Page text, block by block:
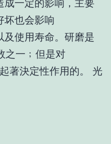
成一定的影响，主要
坏也会影响
使用寿命。研磨是
之一﹔但是对
著決定性作用的。 光